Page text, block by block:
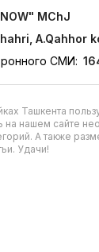
MChJ
A.Qahhor
СМИ:
Ташкента
на нашем сайте
А также
Удачи!